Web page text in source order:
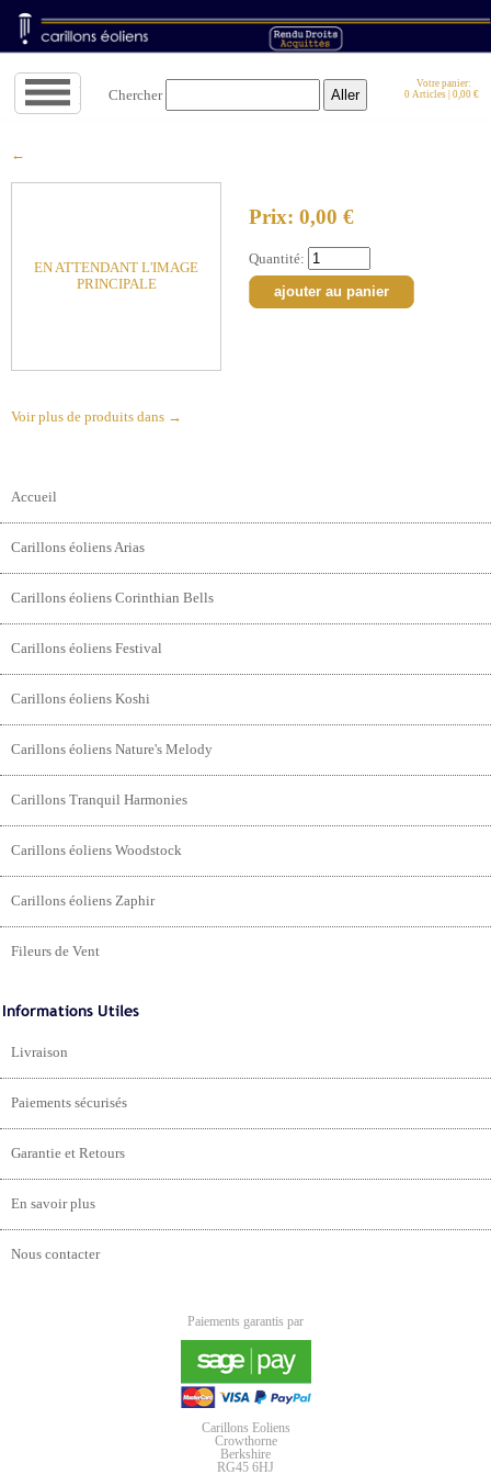
Votre panier:
0 Articles | 0,00 €
Chercher
la
←
EN ATTENDANT L'IMAGE
PRINCIPALE
Prix: 0,00 €
Quantité:
Voir plus de produits dans →
Accueil
Carillons éoliens Arias
Carillons éoliens Corinthian Bells
Carillons éoliens Festival
Carillons éoliens Koshi
Carillons éoliens Nature's Melody
Carillons Tranquil Harmonies
Carillons éoliens Woodstock
Carillons éoliens Zaphir
Fileurs de Vent
Livraison
Paiements sécurisés
Garantie et Retours
En savoir plus
Nous contacter
Paiements garantis par
Carillons Eoliens
Crowthorne
Berkshire
RG45 6HJ